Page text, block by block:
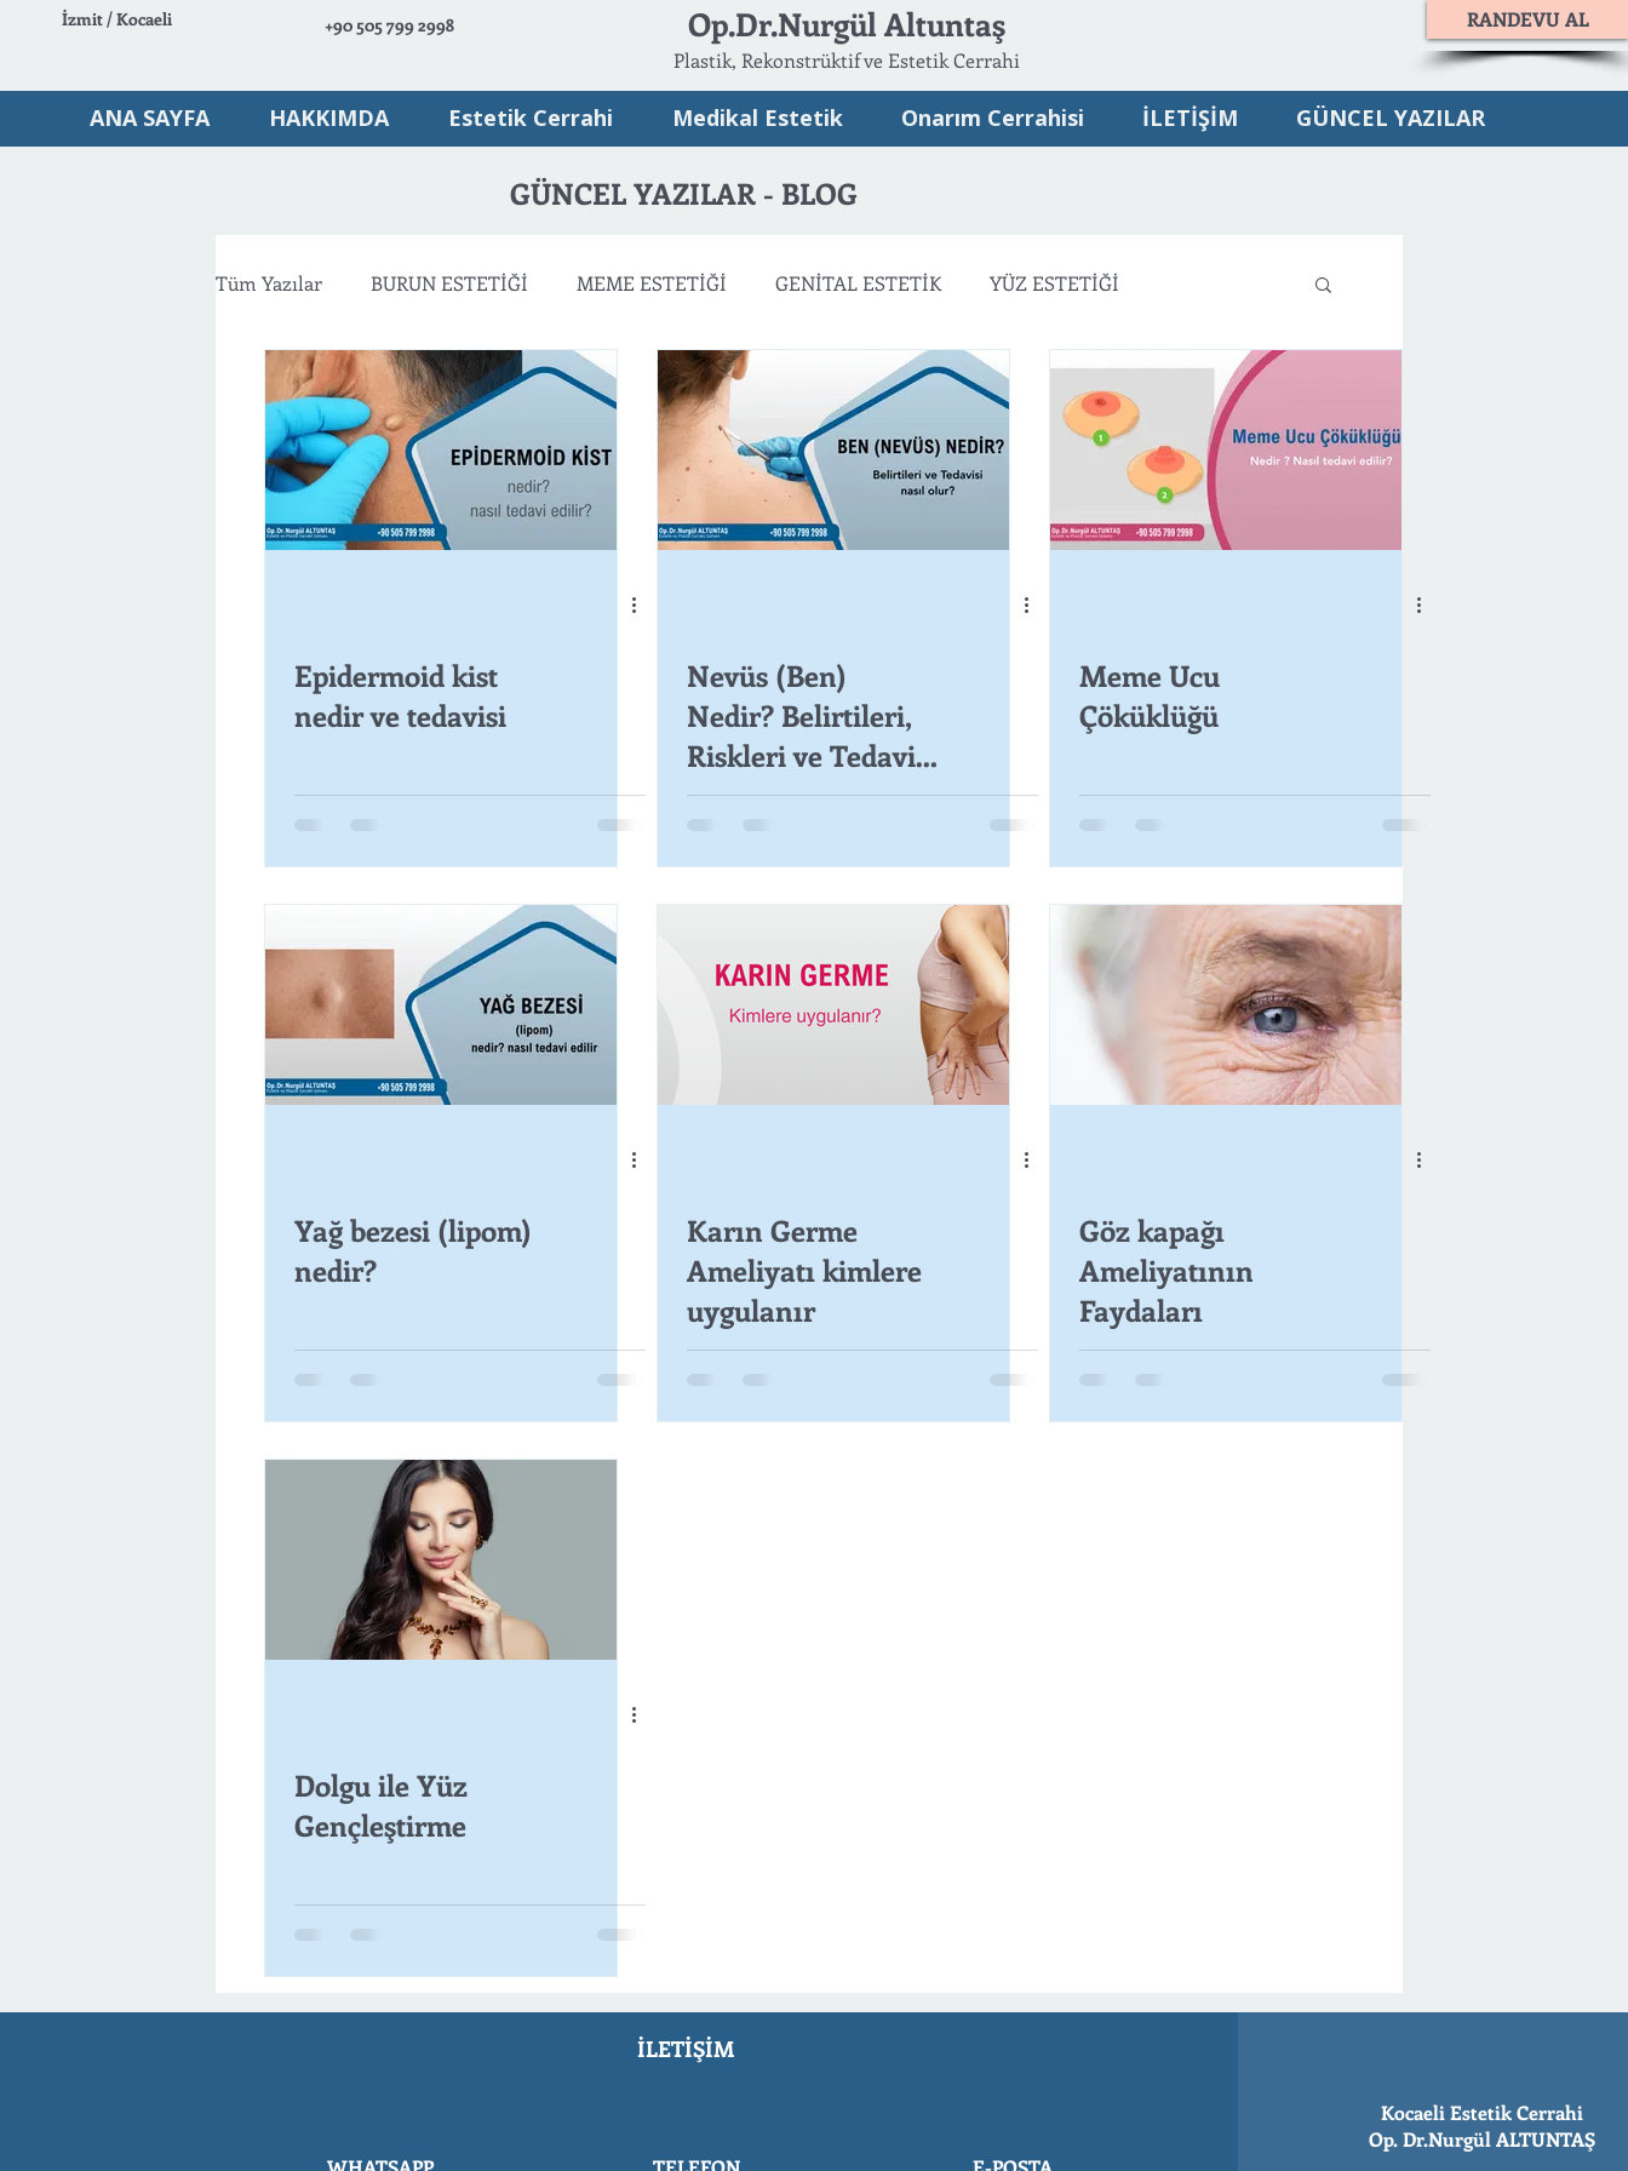
İzmit / Kocaeli +90 505 799 2998 RANDEVU AL
Op.Dr.Nurgül Altuntaş
Plastik, Rekonstrüktif ve Estetik Cerrahi
ANA SAYFA HAKKIMDA Estetik Cerrahi Medikal Estetik Onarım Cerrahisi İLETİŞİM GÜNCEL YAZILAR
GÜNCEL YAZILAR - BLOG
Tüm Yazılar BURUN ESTETİĞİ MEME ESTETİĞİ GENİTAL ESTETİK YÜZ ESTETİĞİ
VÜCUT ESTETİĞİ AMELİYATSIZ ESTETİK ONARIM CERRAHİSİ
Epidermoid kist
nedir ve tedavisi
Nevüs (Ben)
Nedir? Belirtileri,
Riskleri ve Tedavi
Yöntemleri
Meme Ucu
Çöküklüğü
Yağ bezesi (lipom)
nedir?
Karın Germe
Ameliyatı kimlere
uygulanır
Göz kapağı
Ameliyatının
Faydaları
Dolgu ile Yüz
Gençleştirme
İLETİŞİM
Kocaeli Estetik Cerrahi
Op. Dr.Nurgül ALTUNTAŞ